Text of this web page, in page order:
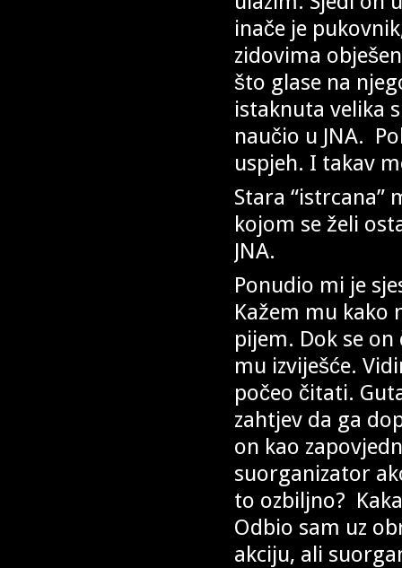
inače je
zidovima
što glase na
istaknuta velika
naučio u JNA.
uspjeh. I takav
Stara “istrcana”
kojom se želi
JNA.
Ponudio mi je
Kažem mu kako
pijem. Dok se
mu izviješće.
počeo čitati.
zahtjev da ga
on kao
suorganizator
to ozbiljno?
Odbio sam uz
akciju, ali